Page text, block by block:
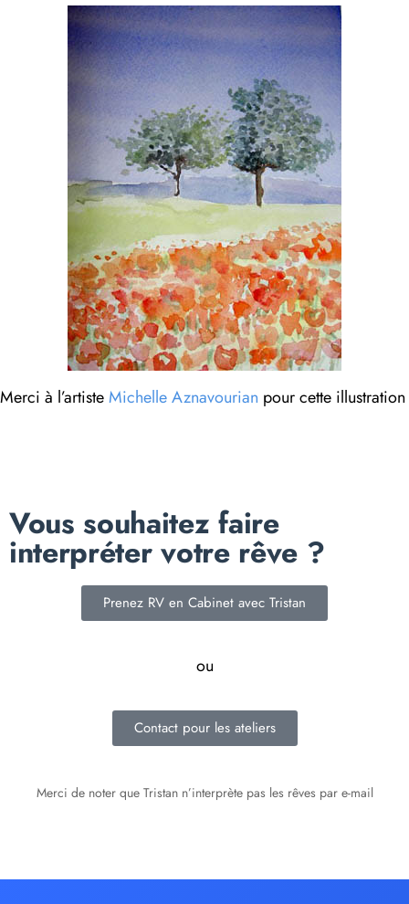
Merci à l’artisteMichelle Aznavourian pour cette illustration
Vous souhaitez faire
interpréter votre rêve ?
Prenez RV en Cabinet avec Tristan
ou
Contact pour les ateliers
Merci de noter que Tristan n’interprète pas les rêves par e-mail